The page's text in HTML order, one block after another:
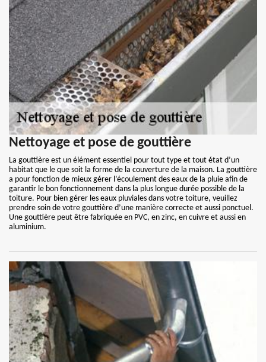
Nettoyage et pose de gouttière
La gouttière est un élément essentiel pour tout type et tout état d’un
habitat que le que soit la forme de la couverture de la maison. La gouttière
a pour fonction de mieux gérer l’écoulement des eaux de la pluie afin de
garantir le bon fonctionnement dans la plus longue durée possible de la
toiture. Pour bien gérer les eaux pluviales dans votre toiture, veuillez
prendre soin de votre gouttière d’une manière correcte et aussi ponctuel.
Une gouttière peut être fabriquée en PVC, en zinc, en cuivre et aussi en
aluminium.